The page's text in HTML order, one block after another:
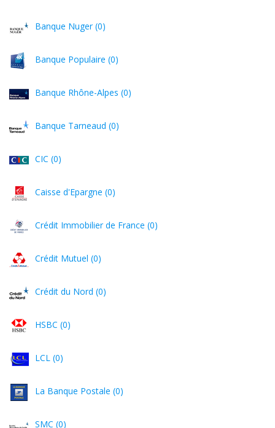
Banque Nuger (0)
Banque Populaire (0)
Banque Rhône-Alpes (0)
Banque Tarneaud (0)
CIC (0)
Caisse d'Epargne (0)
Crédit Immobilier de France (0)
Crédit Mutuel (0)
Crédit du Nord (0)
HSBC (0)
LCL (0)
La Banque Postale (0)
SMC (0)